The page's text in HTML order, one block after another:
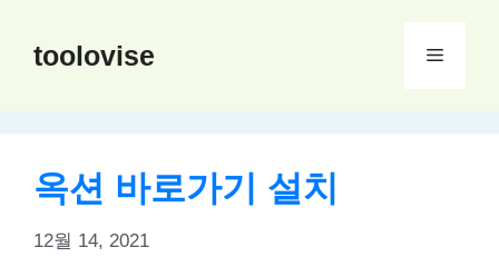
toolovise 메
옥션 바로가기 설치
12월 14, 2021